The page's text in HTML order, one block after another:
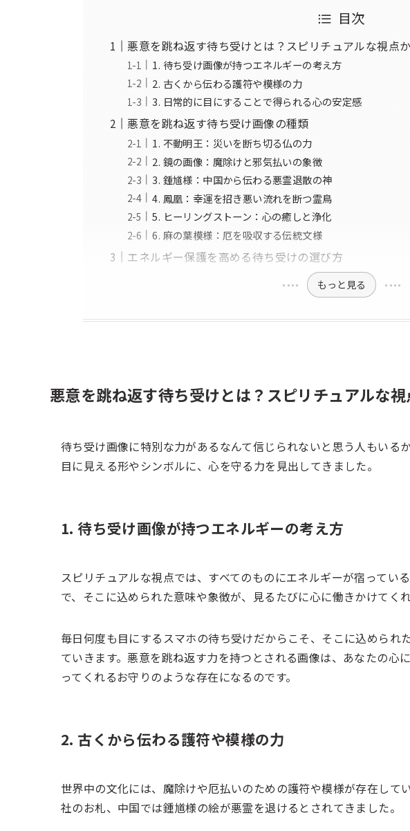
目次
悪意を跳ね返す待ち受けとは？スピリチュアルな視点
1. 待ち受け画像が持つエネルギーの考え方
2. 古くから伝わる護符や模様の力
3. 日常的に目にすることで得られる心の安定感
悪意を跳ね返す待ち受け画像の種類
1. 不動明王：災いを断ち切る仏の力
2. 鏡の画像：魔除けと邪気払いの象徴
3. 鍾馗様：中国から伝わる悪霊退散の神
4. 鳳凰：幸運を招き悪い流れを断つ霊鳥
5. ヒーリングストーン：心の癒しと浄化
6. 麻の葉模様：厄を吸収する伝統文様
エネルギー保護を高める待ち受けの選び方
もっと見る
悪意を跳ね返す待ち受けとは？スピリチュアルな視
待ち受け画像に特別な力があるなんて信じられないと思う人もいる
目に見える形やシンボルに、心を守る力を見出してきました。
1. 待ち受け画像が持つエネルギーの考え方
スピリチュアルな視点では、すべてのものにエネルギーが宿ってい
で、そこに込められた意味や象徴が、見るたびに心に働きかけてく
毎日何度も目にするスマホの待ち受けだからこそ、そこに込められ
ていきます。悪意を跳ね返す力を持つとされる画像は、あなたの心
ってくれるお守りのような存在になるのです。
2. 古くから伝わる護符や模様の力
世界中の文化には、魔除けや厄払いのための護符や模様が存在して
社のお札、中国では鍾馗様の絵が悪霊を退けるとされてきました。